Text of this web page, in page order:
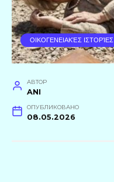
ΟΙΚΟΓΕΝΕΙΑΚΈΣ ΙΣΤΟΡΊΕΣ
АВТОР
ANI
ОПУБЛИКОВАНО
08.05.2026